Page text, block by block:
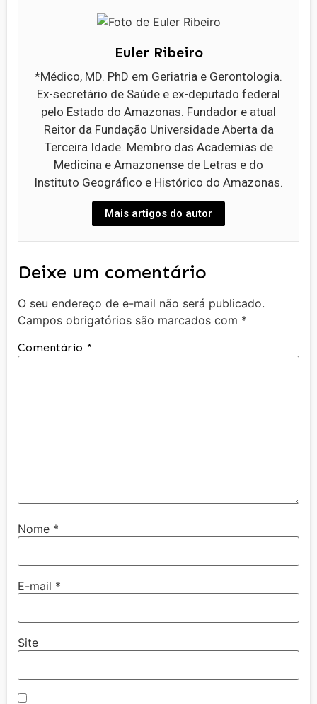
Euler Ribeiro
*Médico, MD. PhD em Geriatria e Gerontologia.
Ex-secretário de Saúde e ex-deputado federal
pelo Estado do Amazonas. Fundador e atual
Reitor da Fundação Universidade Aberta da
Terceira Idade. Membro das Academias de
Medicina e Amazonense de Letras e do
Instituto Geográfico e Histórico do Amazonas.
Mais artigos do autor
Deixe um comentário
O seu endereço de e-mail não será publicado.
Campos obrigatórios são marcados com *
Comentário *
Nome *
E-mail *
Site